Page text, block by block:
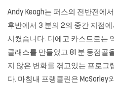
Andy Keogh는 퍼스의 전반전에
후반에서 3 분의 2의 중간 지점에
시켰습니다. 디에고 카스트로는
클래스를 만들었고 81 분 동점골
지 않은 변화를 겪고있는 프로그
다. 마침내 프랭클린은 McSorley